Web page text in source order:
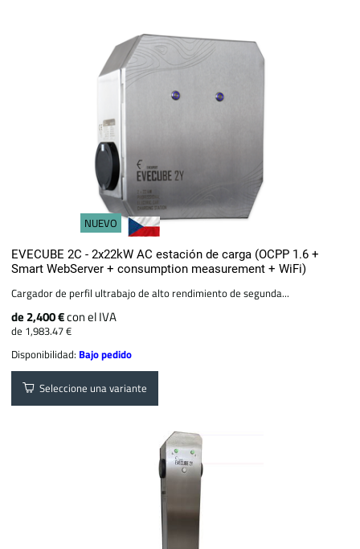
NUEVO
EVECUBE 2C - 2x22kW AC estación de carga (OCPP 1.6 +
Smart WebServer + consumption measurement + WiFi)
Cargador de perfil ultrabajo de alto rendimiento de segunda...
de 2,400 €con el IVA
de 1,983.47 €
Disponibilidad: Bajo pedido
Seleccione una variante